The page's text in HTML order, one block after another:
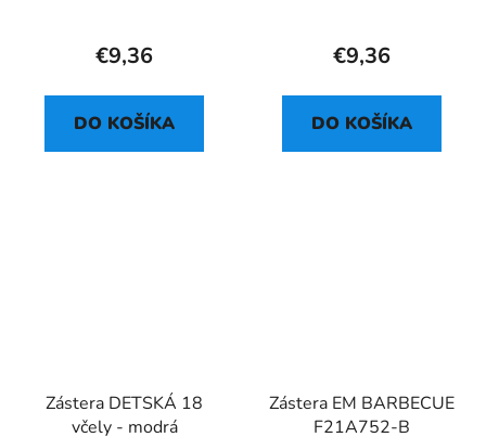
€9,36
DO KOŠÍKA
€9,36
DO KOŠÍKA
Zástera DETSKÁ 18
včely - modrá
Zástera EM BARBECUE
F21A752-B